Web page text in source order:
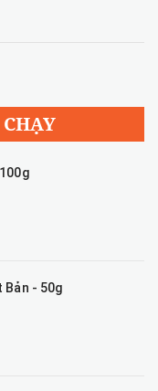
Bản - 50g